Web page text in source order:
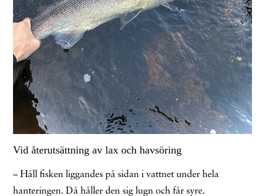
Vid återutsättning av lax och havsöring
– Håll fisken liggandes på sidan i vattnet under hela
hanteringen. Då håller den sig lugn och får syre.